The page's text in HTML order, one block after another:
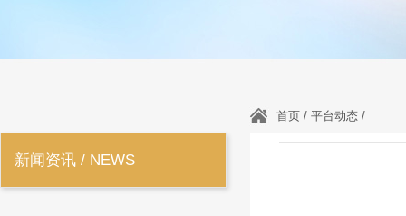
新闻资讯 / NEWS
首页 / 平台动态 /